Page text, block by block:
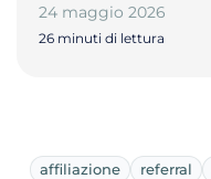
24 maggio 2026
26 minuti di lettura
affiliazione referral